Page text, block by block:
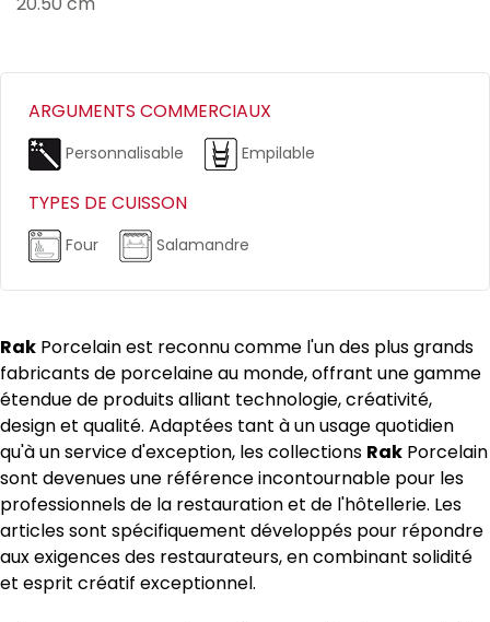
ARGUMENTS COMMERCIAUX
Personnalisable Empilable
TYPES DE CUISSON
Four Salamandre
Rak Porcelain est reconnu comme l'un des plus grands
fabricants de porcelaine au monde, offrant une gamme
étendue de produits alliant technologie, créativité,
design et qualité. Adaptées tant à un usage quotidien
qu'à un service d'exception, les collections Rak Porcelain
sont devenues une référence incontournable pour les
professionnels de la restauration et de l'hôtellerie. Les
articles sont spécifiquement développés pour répondre
aux exigences des restaurateurs, en combinant solidité
et esprit créatif exceptionnel.